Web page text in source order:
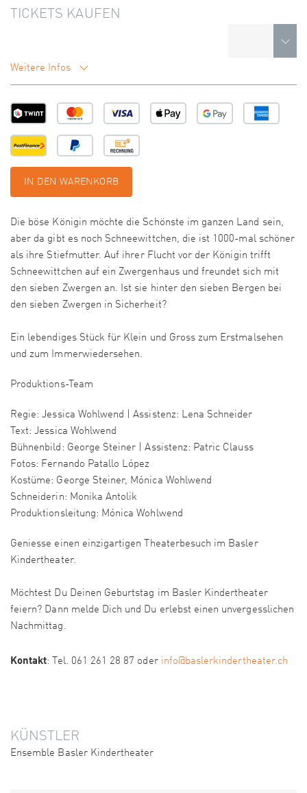
TICKETS KAUFEN
Weitere Infos
IN DEN WARENKORB
Die böse Königin möchte die Schönste im ganzen Land sein,
aber da gibt es noch Schneewittchen, die ist 1000-mal schöner
als ihre Stiefmutter. Auf ihrer Flucht vor der Königin trifft
Schneewittchen auf ein Zwergenhaus und freundet sich mit
den sieben Zwergen an. Ist sie hinter den sieben Bergen bei
den sieben Zwergen in Sicherheit?
Ein lebendiges Stück für Klein und Gross zum Erstmalsehen
und zum Immerwiedersehen.
Produktions-Team
Regie: Jessica Wohlwend | Assistenz: Lena Schneider
Text: Jessica Wohlwend
Bühnenbild: George Steiner | Assistenz: Patric Clauss
Fotos: Fernando Patallo López
Kostüme: George Steiner, Mónica Wohlwend
Schneiderin: Monika Antolik
Produktionsleitung: Mónica Wohlwend
Geniesse einen einzigartigen Theaterbesuch im Basler
Kindertheater.
Möchtest Du Deinen Geburtstag im Basler Kindertheater
feiern? Dann melde Dich und Du erlebst einen unvergesslichen
Nachmittag.
Kontakt: Tel. 061 261 28 87 oder info@baslerkindertheater.ch
KÜNSTLER
Ensemble Basler Kindertheater